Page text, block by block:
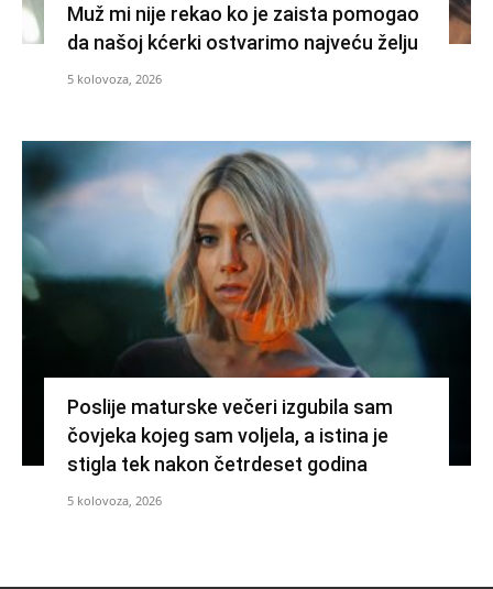
Muž mi nije rekao ko je zaista pomogao
da našoj kćerki ostvarimo najveću želju
5 kolovoza, 2026
Poslije maturske večeri izgubila sam
čovjeka kojeg sam voljela, a istina je
stigla tek nakon četrdeset godina
5 kolovoza, 2026